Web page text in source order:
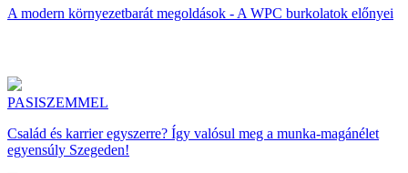
A modern környezetbarát megoldások - A WPC burkolatok előnyei
PASISZEMMEL
Család és karrier egyszerre? Így valósul meg a munka-magánélet
egyensúly Szegeden!